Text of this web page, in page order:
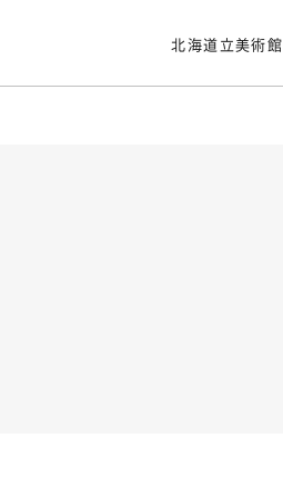
北海道立美術館